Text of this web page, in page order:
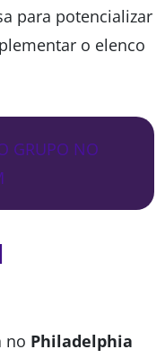
para potencializar
o elenco
GRUPO NO
no Philadelphia